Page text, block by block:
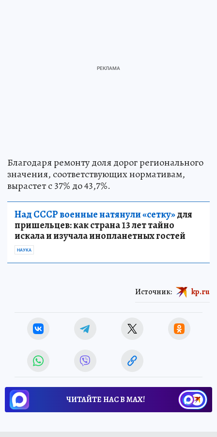
Благодаря ремонту доля дорог регионального
значения, соответствующих нормативам,
вырастет с 37% до 43,7%.
Над СССР военные натянули «сетку»для
пришельцев: как страна 13 лет тайно
искала и изучала инопланетных гостей
НАУКА
Источник: kp.ru
ЧИТАЙТЕ НАС В МАХ!